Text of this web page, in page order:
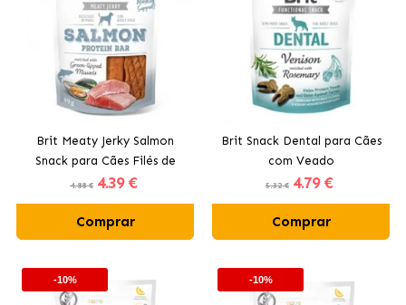
Brit Meaty Jerky Salmon
Snack para Cães Filés de
Salmão
4.88 € 4.39 €
Comprar
Brit Snack Dental para Cães
com Veado
5.32 € 4.79 €
Comprar
-10% -10%